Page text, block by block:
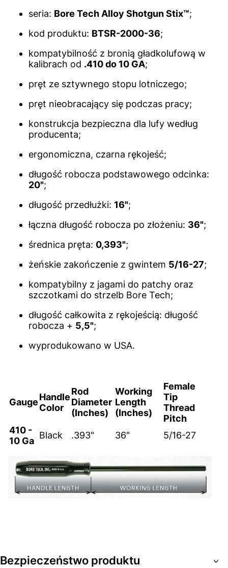
seria: Bore Tech Alloy Shotgun Stix™;
kod produktu: BTSR-2000-36;
kompatybilność z bronią gładkolufową w
kalibrach od .410 do 10 GA;
pręt ze sztywnego stopu lotniczego;
pręt nieobracający się podczas pracy;
konstrukcja bezpieczna dla lufy według
producenta;
ergonomiczna, czarna rękojeść;
długość robocza podstawowego odcinka:
20";
długość przedłużki: 16";
łączna długość robocza po złożeniu: 36";
średnica pręta: 0,393";
żeńskie zakończenie z gwintem 5/16-27;
kompatybilny z jagami do patchy oraz
szczotkami do strzelb Bore Tech;
długość całkowita z rękojeścią: długość
robocza + 5,5";
wyprodukowano w USA.
GaugeHandle
Color
Rod
Diameter
(Inches)
Working
Length
(Inches)
Female
Tip
Thread
Pitch
410 -
10 Ga
Black .393" 36" 5/16-27
Bezpieczeństwo produktu